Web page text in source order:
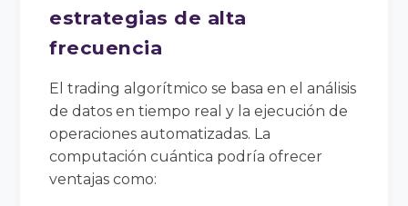
estrategias de alta
frecuencia
El trading algorítmico se basa en el análisis
de datos en tiempo real y la ejecución de
operaciones automatizadas. La
computación cuántica podría ofrecer
ventajas como: